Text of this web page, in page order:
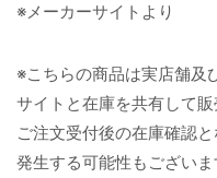
※メーカーサイトより
※こちらの商品は実店舗及
サイトと在庫を共有して販
ご注文受付後の在庫確認
発生する可能性もございま